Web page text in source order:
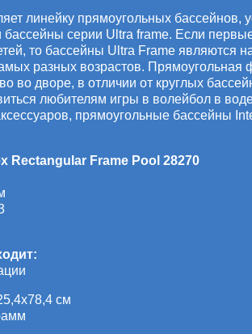
линейку прямоугольных бассейнов,
бассейны серии Ultra frame. Если
то бассейны Ultra Frame являются
разных возрастов. Прямоугольная
во дворе, в отличии от круглых
любителям игры в волейбол в
прямоугольные бассейны
Rectangular Frame Pool 28270
см